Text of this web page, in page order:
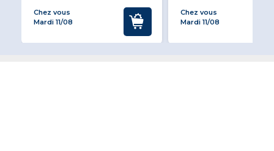
Chez vous
Mardi 11/08
Chez vous
Mardi 11/08